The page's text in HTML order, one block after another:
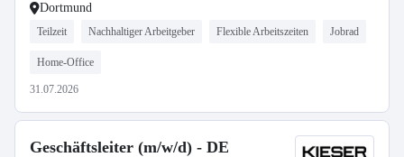
Dortmund
Teilzeit Nachhaltiger Arbeitgeber Flexible Arbeitszeiten Jobrad
Home-Office
31.07.2026
Geschäftsleiter (m/w/d) - DE